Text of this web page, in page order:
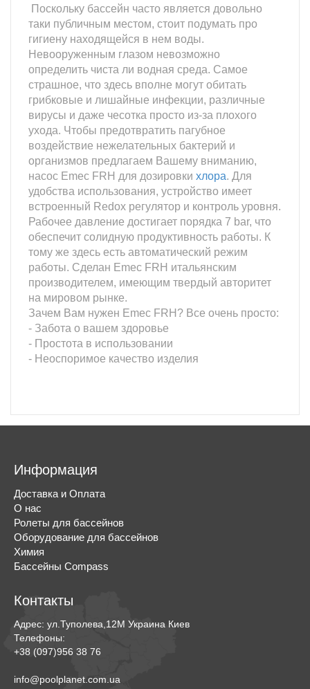
Поскольку бассейн часто является довольно
таки публичным местом, стоит подумать про
гигиену находящейся в нем воды.
Невооруженным глазом невозможно
определить чиста ли водная среда. Самое
страшное, что здесь вполне могут обитать
грибковые и лишайные инфекции, различные
вирусы и даже чесотка просто из-за плохого
ухода. Чтобы предотвратить пагубное
воздействие нежелательных бактерий и
организмов предлагаем Вашему вниманию,
насос Emec FRH для дозировки хлора. Для
удобства использования, устройство имеет
встроенный Redox регулятор и контроль уровня.
Рабочее давление достигает порядка 7 bar, что
обеспечит солидную продуктивность работы. К
тому же здесь есть автоматический режим
работы. Сделан Emec FRH итальянским
производителем, имеющим твердый авторитет
на мировом рынке.
Зачем Вам нужен Emec FRH? Все очень просто:
- Забота о вашем здоровье
- Простота в использовании
- Неоспоримое качество изделия
Информация
Доставка и Оплата
О нас
Ролеты для бассейнов
Оборудование для бассейнов
Химия
Бассейны Compass
Контакты
Адрес: ул.Туполева,12М Украина Киев
Телефоны:
+38 (097)956 38 76
info@poolplanet.com.ua